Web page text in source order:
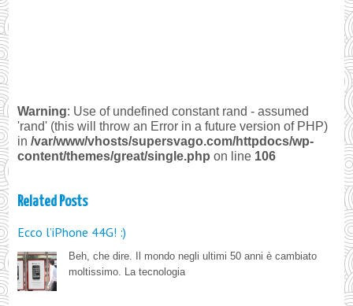
Warning: Use of undefined constant rand - assumed
'rand' (this will throw an Error in a future version of PHP)
in/var/www/vhosts/supersvago.com/httpdocs/wp-
content/themes/great/single.php on line 106
Related Posts
Ecco l’iPhone 44G! :)
Beh, che dire. Il mondo negli ultimi 50 anni è cambiato
moltissimo. La tecnologia